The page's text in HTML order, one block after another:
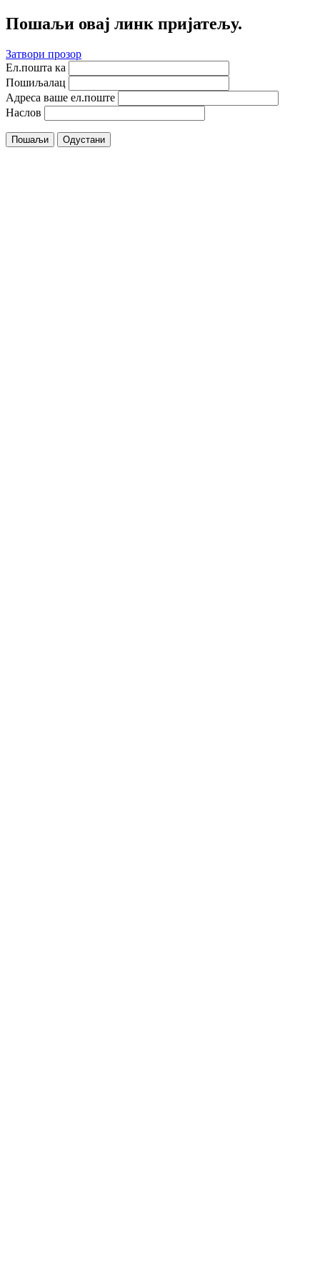
Пошаљи овај линк пријатељу.
Затвори прозор
Ел.пошта ка
Пошиљалац
Адреса ваше ел.поште
Наслов
Пошаљи Одустани